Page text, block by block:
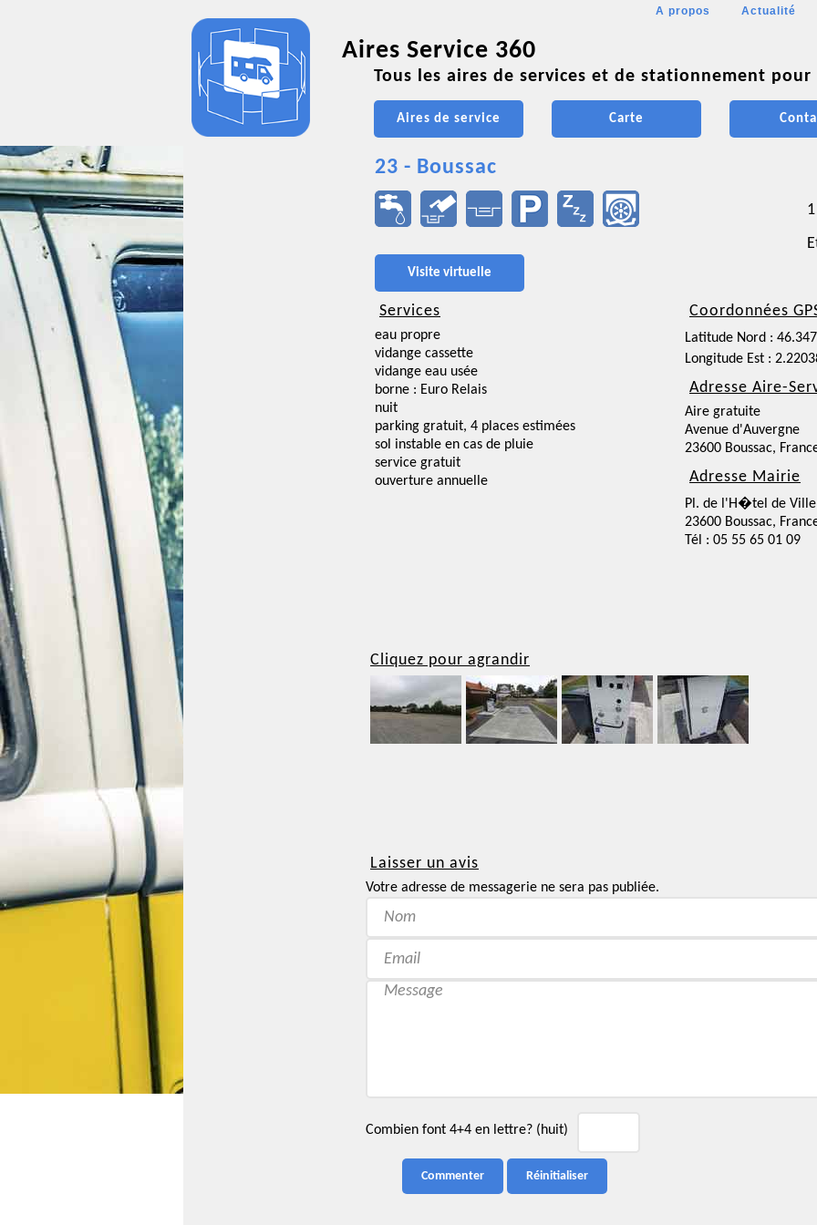
A propos Actualité
Aires Service 360
Tous les aires de services et de stationnement pour
Aires de service Carte
23 - Boussac
Visite virtuelle
Services
eau propre
vidange cassette
vidange eau usée
borne : Euro Relais
nuit
parking gratuit, 4 places estimées
sol instable en cas de pluie
service gratuit
ouverture annuelle
Coordonnées
Latitude Nord :
Longitude Est :
Adresse Aire-
Aire gratuite
Avenue d'Auvergne
23600 Boussac,
Adresse Mairie
Pl. de l'H�tel de Ville
23600 Boussac,
Tél : 05 55 65 01 09
Cliquez pour agrandir
Laisser un avis
Votre adresse de messagerie ne sera pas publiée.
Combien font 4+4 en lettre? (huit)